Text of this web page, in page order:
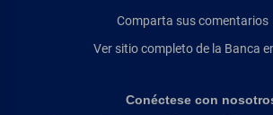
Comparta sus comentarios
Ver sitio completo de la Banca
Conéctese con